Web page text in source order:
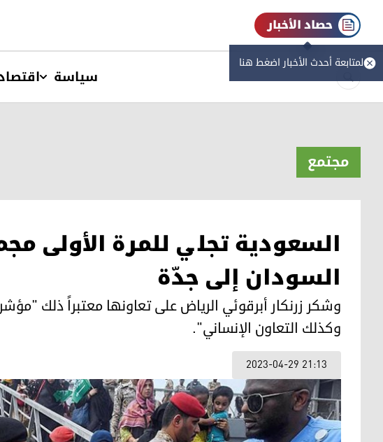
حصاد الأخبار
لمتابعة أحدث الأخبار اضغط هنا
سیاسة
مجتمع
السعودية تجلي للمرة الأولى
السودان إلى جدّة
وشكر زرنكار أبرقوئي الرياض على تعاونها معتبراً ذلك
وكذلك التعاون الإنساني".
2023-04-29 21:13